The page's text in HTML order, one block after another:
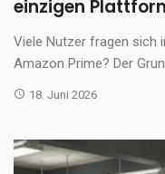
einzigen
Viele Nutzer fragen sich
Amazon Prime? Der
18. Juni 2026